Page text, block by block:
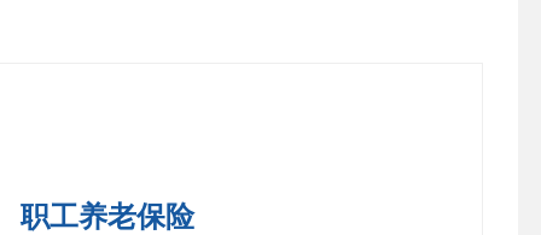
职工养老保险